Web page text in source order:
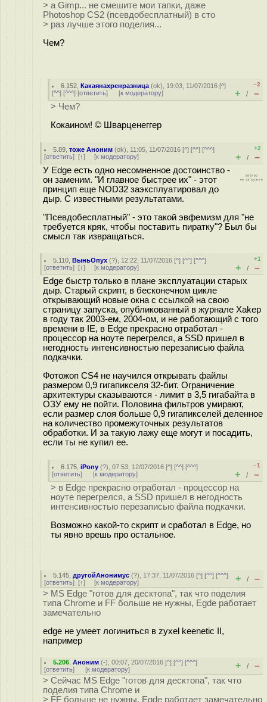
> а Gimp... не смешите мои тапки, даже
Photoshop CS2 (псевдобесплатный) в сто
> раз лучше этого поделия...
Чем?
6.152 ,Какаянахренразница (ok), 19:03, 11/07/2016 [^]
[^^] [^^^] [ответить] [к модератору]
–2
+ / –
> Чем?
Кокаином! © Шварценеггер
5.89 ,тоже Аноним (ok), 11:05, 11/07/2016 [^] [^^] [^^^]
[ответить] [↑] [к модератору]
+2
+ / –
У Edge есть одно несомненное достоинство -
он заменим. "И главное быстрее их" - этот
принцип еще NOD32 заэксплуатировал до
дыр. С известными результатами.
"Псевдобесплатный" - это такой эвфемизм для "не
требуется кряк, чтобы поставить пиратку"? Был бы
смысл так извращаться.
5.110 ,ВыньОпух (?), 12:22, 11/07/2016 [^] [^^] [^^^]
[ответить] [↓] [к модератору]
+1
+ / –
Edge быстр только в плане эксплуатации старых
дыр. Старый скрипт, в бесконечном цикле
открывающий новые окна с ссылкой на свою
страницу запуска, опубликованный в журнале Xakep
в году так 2003-ем, 2004-ом, и не работающий с того
времени в IE, в Edge прекрасно отработал -
процессор на ноуте перегрелся, а SSD пришел в
негодность интенсивностью перезаписью файла
подкачки.
Фотожоп CS4 не научился открывать файлы
размером 0,9 гигапикселя 32-бит. Ограничение
архитектуры сказываются - лимит в 3,5 гигабайта в
ОЗУ ему не пойти. Половина фильтров умирают,
если размер слоя больше 0,9 гигапикселей деленное
на количество промежуточных результатов
обработки. И за такую лажу еще могут и посадить,
если ты не купил ее.
6.175 ,iPony (?), 07:53, 12/07/2016 [^] [^^] [^^^]
[ответить] [к модератору]
–1
+ / –
> в Edge прекрасно отработал - процессор на
ноуте перегрелся, а SSD пришел в негодность
интенсивностью перезаписью файла подкачки.
Возможно какой-то скрипт и сработал в Edge, но
ты явно врешь про остальное.
5.145 другойАнонимус (?), 17:37, 11/07/2016 [^] [^^] [^^^]
[ответить] [↑] [к модератору] + / –
> MS Edge "готов для десктопа", так что поделия
типа Chrome и FF больше не нужны, Egde работает
замечательно
edge не умеет логиниться в zyxel keenetic II,
например
5.206 ,Аноним (-), 00:07, 20/07/2016 [^] [^^] [^^^]
[ответить] [к модератору] + / –
> Сейчас MS Edge "готов для десктопа", так что
поделия типа Chrome и
> FF больше не нужны, Egde работает замечательно